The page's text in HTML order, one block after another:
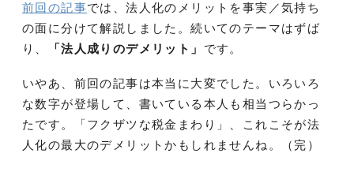
前回の記事では、法人化のメリットを事実／気持ち
の面に分けて解説しました。続いてのテーマはずば
り、
「法人成りのデメリット」 です。
いやあ、前回の記事は本当に大変でした。いろいろ
な数字が登場して、書いている本人も相当つらかっ
たです。「フクザツな税金まわり」、これこそが法
人化の最大のデメリットかもしれませんね。（完）